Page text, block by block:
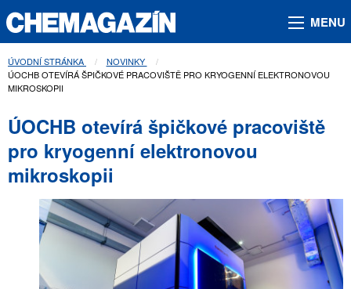
MENU
ÚVODNÍ STRÁNKA
NOVINKY
AKTUÁLNÍ STRÁNKA:
ÚOCHB OTEVÍRÁ ŠPIČKOVÉ PRACOVIŠTĚ PRO KRYOGENNÍ ELEKTRONOVOU
MIKROSKOPII
ÚOCHB otevírá špičkové pracoviště
pro kryogenní elektronovou
mikroskopii